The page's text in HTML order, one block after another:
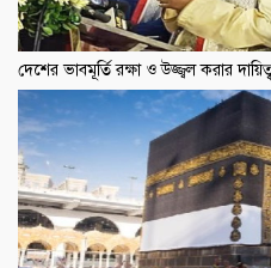
দেশের ভাবমূর্তি রক্ষা ও উজ্জ্বল করার